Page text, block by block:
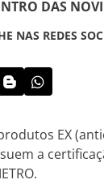
DAS
NAS REDES
EX
a